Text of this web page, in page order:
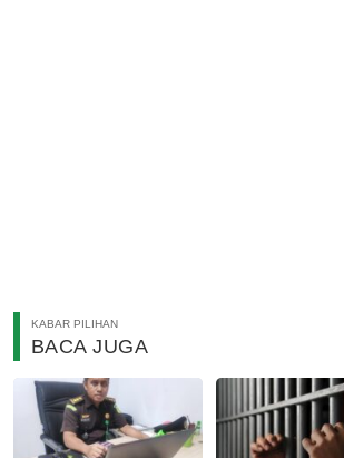
KABAR PILIHAN
BACA JUGA